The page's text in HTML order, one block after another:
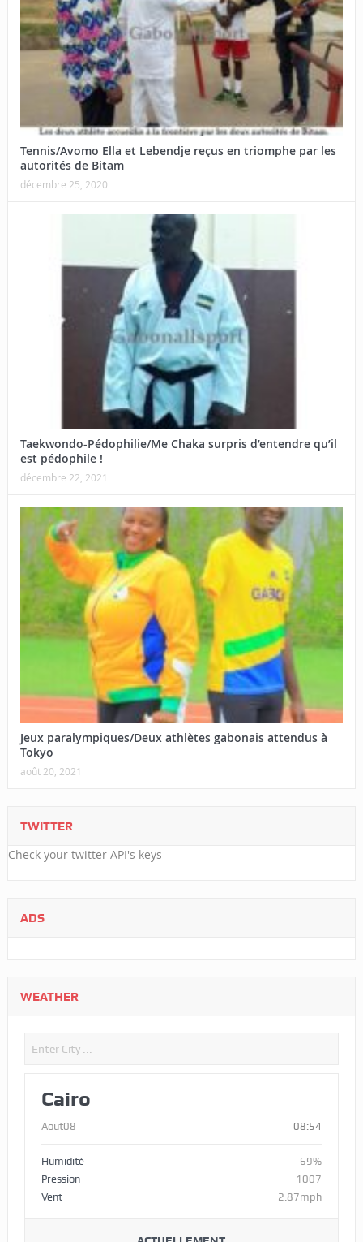
Tennis/Avomo Ella et Lebendje reçus en triomphe par les
autorités de Bitam
décembre 25, 2020
Taekwondo-Pédophilie/Me Chaka surpris d’entendre qu’il
est pédophile !
décembre 22, 2021
Jeux paralympiques/Deux athlètes gabonais attendus à
Tokyo
août 20, 2021
TWITTER
Check your twitter API's keys
ADS
WEATHER
Cairo
Aout08 08:54
Humidité
69%
Pression
1007
Vent
2.87mph